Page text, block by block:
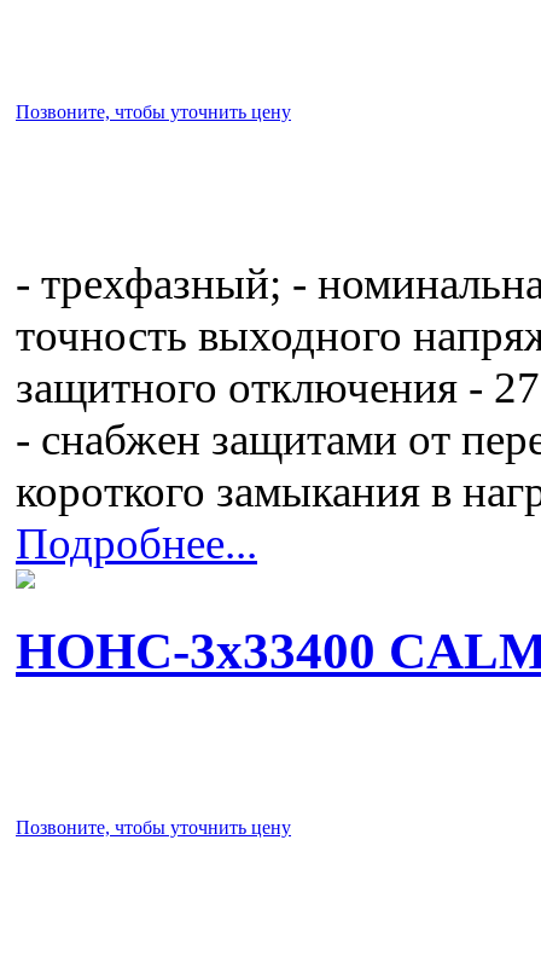
Позвоните, чтобы уточнить цену
- трехфазный; -
точность выходного
защитного отключения -
- снабжен защитами от
короткого замыкания в
Подробнее...
НОНС-3x33400
Позвоните, чтобы уточнить цену